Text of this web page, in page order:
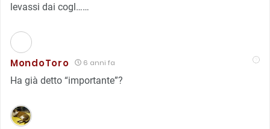
levassi dai cogl……
MondoToro 6 anni fa
Ha già detto “importante”?